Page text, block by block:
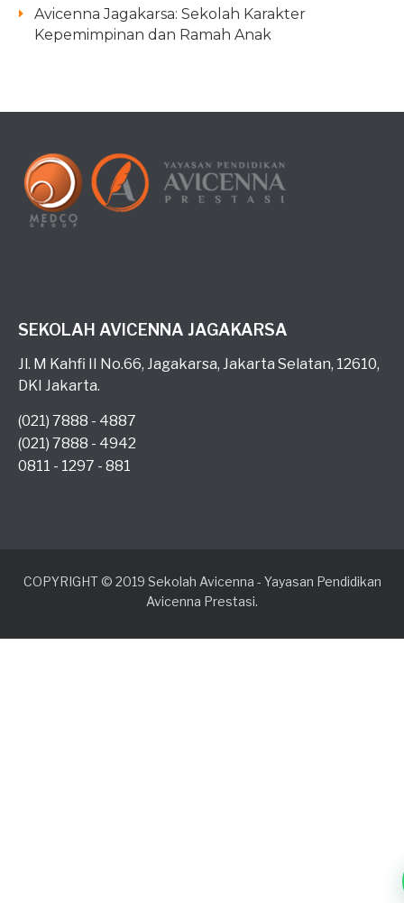
Avicenna Jagakarsa: Sekolah Karakter
Kepemimpinan dan Ramah Anak
SEKOLAH AVICENNA JAGAKARSA
Jl. M Kahfi II No.66, Jagakarsa, Jakarta Selatan, 12610,
DKI Jakarta.
(021) 7888 - 4887
(021) 7888 - 4942
0811 - 1297 - 881
COPYRIGHT © 2019 Sekolah Avicenna - Yayasan Pendidikan
Avicenna Prestasi.